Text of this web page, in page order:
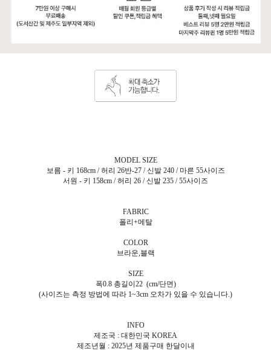
MODEL SIZE
보름 - 키 168cm / 허리 26반-27 / 신발 240 / 마른 55사이즈
서원 - 키 158cm / 허리 26 / 신발 235 / 55사이즈
FABRIC
폴리+메탈
COLOR
브라운,블랙
SIZE
폭0.8 총길이22 (cm/단면)
(사이즈는 측정 방법에 따라 1~3cm 오차가 있을 수 있습니다.)
INFO
제조국 : 대한민국 KOREA
제조년월 : 2025년 제품구매 한달이내